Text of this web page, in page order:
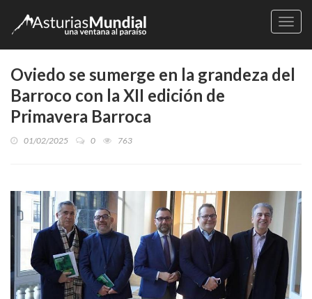
Oviedo se sumerge en la grandeza del
Barroco con la XII edición de
Primavera Barroca
01/02/2025 0 763